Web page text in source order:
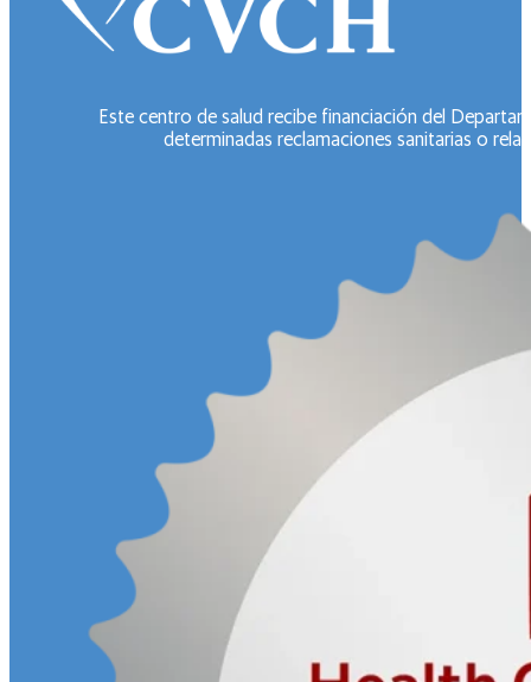
Este centro de salud recibe financiación del
determinadas reclamaciones sanitarias o